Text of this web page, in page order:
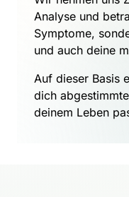
Analyse und
Symptome,
und auch deine
Auf dieser Basis
dich
deinem Leben